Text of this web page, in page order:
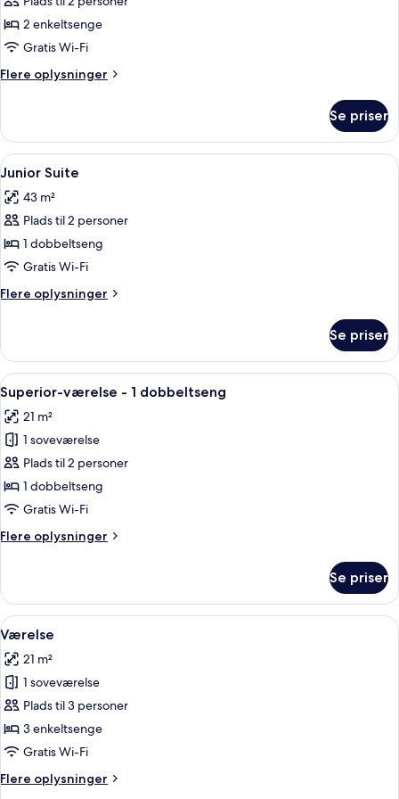
af
Værelse
-
2
enkeltsenge
2 enkeltsenge
Gratis Wi-Fi
Flere oplysninger
Flere
-
enkeltsenge
Se priser
Indlæs
alle
billeder
af
Junior
Suite
Junior Suite | Premium-sengetøj,
7
Junior Suite
43 m²
Plads til 2 personer
1 dobbeltseng
Gratis Wi-Fi
Flere oplysninger
Flere
Suite
Se priser
Indlæs
alle
billeder
af
Superior-
værelse
-
dobbeltseng
Et hotelværelse med seng,
8
Superior-værelse - 1 dobbeltseng
21 m²
1 soveværelse
Plads til 2 personer
1 dobbeltseng
Gratis Wi-Fi
Flere oplysninger
Flere
værelse
1
Se priser
Indlæs
alle
billeder
af
Værelse
Et hotelværelse med en stor seng,
5
Værelse
21 m²
1 soveværelse
Plads til 3 personer
3 enkeltsenge
Gratis Wi-Fi
Flere oplysninger
Flere